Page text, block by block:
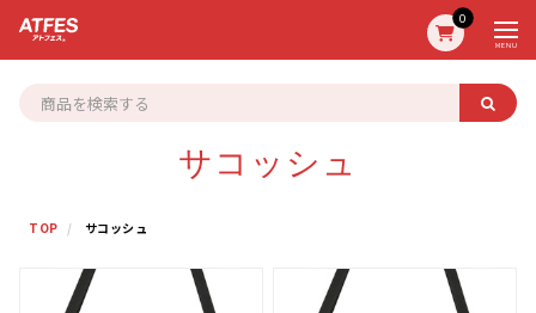
0
MENU
サコッシュ
TOP サコッシュ